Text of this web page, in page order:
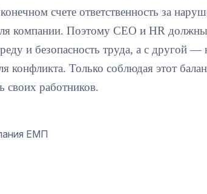
счете ответственность за
компании. Поэтому СЕО и HR
и безопасность труда, а с другой
конфликта. Только соблюдая этот
своих работников.
ЕМП